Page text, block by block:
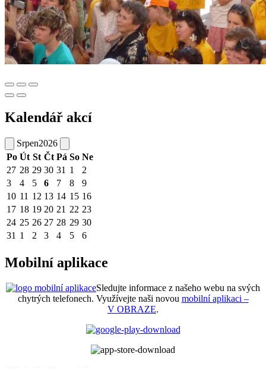
Kalendář akcí
Srpen2026
Po Út St Čt Pá So Ne
27 28 29 30 31 1
2
3
4 5 6 7 8
9
10 11 12 13 14 15 16
17 18 19 20 21 22 23
24 25 26 27 28 29 30
31 1 2 3 4 5 6
Mobilní aplikace
Sledujte informace z našeho webu na svých
chytrých telefonech. Využívejte naši novou mobilní aplikaci –
V OBRAZE.